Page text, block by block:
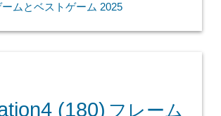
ムとベストゲーム 2025
(180) フレーム